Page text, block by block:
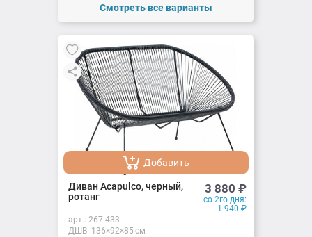
Смотреть все варианты
Добавить
Добавлено
Диван Acapulco, черный,
ротанг
3 880 ₽
со 2го дня:
1 940 ₽
арт.: 267.433
ДШВ: 136×92×85 см